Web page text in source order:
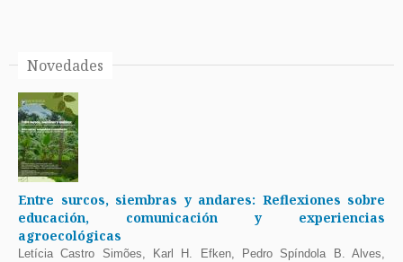
Novedades
Entre surcos, siembras y andares: Reflexiones sobre
educación, comunicación y experiencias
agroecológicas
Letícia Castro Simões, Karl H. Efken, Pedro Spíndola B. Alves,